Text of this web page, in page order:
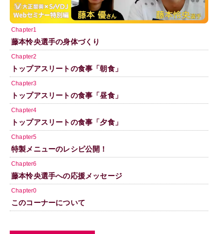
Chapter1
藤本怜央選手の身体づくり
Chapter2
トップアスリートの食事「朝食」
Chapter3
トップアスリートの食事「昼食」
Chapter4
トップアスリートの食事「夕食」
Chapter5
特製メニューのレシピ公開！
Chapter6
藤本怜央選手への応援メッセージ
Chapter0
このコーナーについて